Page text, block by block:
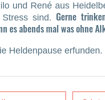
und René aus
sind. Gerne
es abends mal was ohne
Heldenpause